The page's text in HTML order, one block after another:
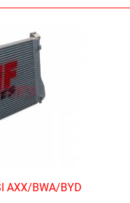
AXX/BWA/BYD